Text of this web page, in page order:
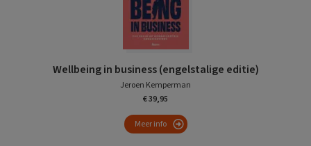
Wellbeing in business (engelstalige editie)
Jeroen Kemperman
€ 39,95
Meer info